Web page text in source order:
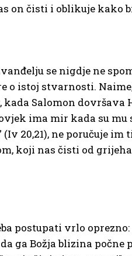
on čisti i oblikuje kako
se nigdje ne
o istoj stvarnosti.
kada Salomon dovršava
ima mir kada su
20,21), ne poručuje
koji nas čisti od
postupati vrlo
ga Božja blizina počne